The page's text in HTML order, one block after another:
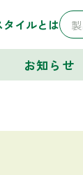
タイルとは
お知らせ